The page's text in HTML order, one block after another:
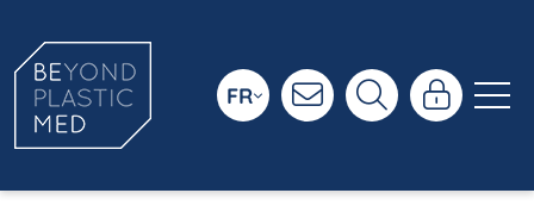
FR